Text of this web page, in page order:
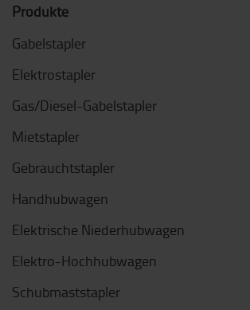
Produkte
Gabelstapler
Elektrostapler
Gas/Diesel-Gabelstapler
Mietstapler
Gebrauchtstapler
Handhubwagen
Elektrische Niederhubwagen
Elektro-Hochhubwagen
Schubmaststapler